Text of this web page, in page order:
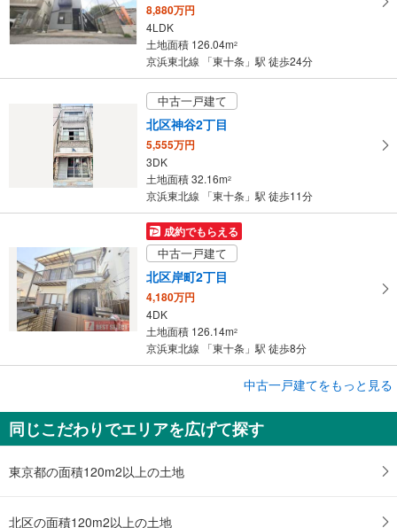
8,880万円
4LDK
土地面積 126.04m2
京浜東北線 「東十条」駅 徒歩24分
中古一戸建て
北区神谷2丁目
5,555万円
3DK
土地面積 32.16m2
京浜東北線 「東十条」駅 徒歩11分
成約でもらえる
中古一戸建て
北区岸町2丁目
4,180万円
4DK
土地面積 126.14m2
京浜東北線 「東十条」駅 徒歩8分
北区岸町2丁目
4,180万円
4LDK
土地面積 126.14m
京浜東北線 「東十条」駅 徒歩8分
中古一戸建てをもっと見る
同じこだわりでエリアを広げて探す
東京都の面積120m2以上の土地
北区の面積120m2以上の土地